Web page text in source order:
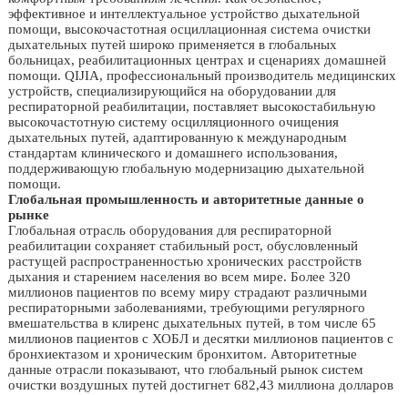
эффективное и интеллектуальное устройство дыхательной
помощи, высокочастотная осциллационная система очистки
дыхательных путей широко применяется в глобальных
больницах, реабилитационных центрах и сценариях домашней
помощи. QIJIA, профессиональный производитель медицинских
устройств, специализирующийся на оборудовании для
респираторной реабилитации, поставляет высокостабильную
высокочастотную систему осцилляционного очищения
дыхательных путей, адаптированную к международным
стандартам клинического и домашнего использования,
поддерживающую глобальную модернизацию дыхательной
помощи.
Глобальная промышленность и авторитетные данные о
рынке
Глобальная отрасль оборудования для респираторной
реабилитации сохраняет стабильный рост, обусловленный
растущей распространенностью хронических расстройств
дыхания и старением населения во всем мире. Более 320
миллионов пациентов по всему миру страдают различными
респираторными заболеваниями, требующими регулярного
вмешательства в клиренс дыхательных путей, в том числе 65
миллионов пациентов с ХОБЛ и десятки миллионов пациентов с
бронхиектазом и хроническим бронхитом. Авторитетные
данные отрасли показывают, что глобальный рынок систем
очистки воздушных путей достигнет 682,43 миллиона долларов